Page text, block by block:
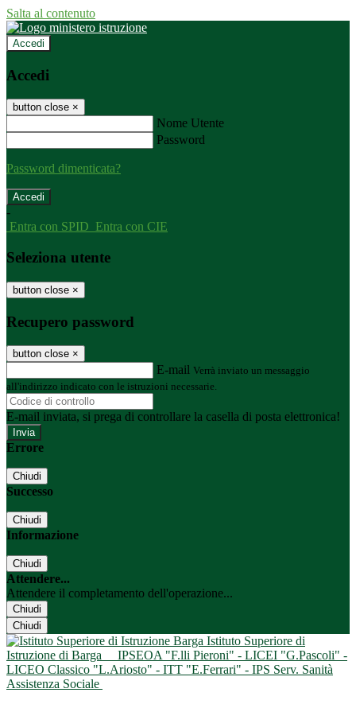
Salta al contenuto
Accedi
Accedi
button close ×
Nome Utente
Password
Password dimenticata?
-
Entra con SPID Entra con CIE
Seleziona utente
button close ×
Recupero password
button close ×
E-mail Verrà inviato un messaggio
all'indirizzo indicato con le istruzioni necessarie.
E-mail inviata, si prega di controllare la casella di posta elettronica!
Errore
Chiudi
Successo
Chiudi
Informazione
Chiudi
Attendere...
Attendere il completamento dell'operazione...
Chiudi
Chiudi
Istituto Superiore di
Istruzione di Barga
IPSEOA "F.lli Pieroni" - LICEI "G.Pascoli" -
LICEO Classico "L.Ariosto" - ITT "E.Ferrari" - IPS Serv. Sanità
Assistenza Sociale